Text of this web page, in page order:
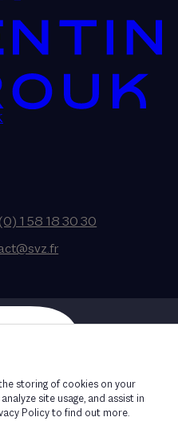
1 58 18 30 30
by Bonhomme
storing of cookies on your
site usage, and assist in
Policy to find out more.